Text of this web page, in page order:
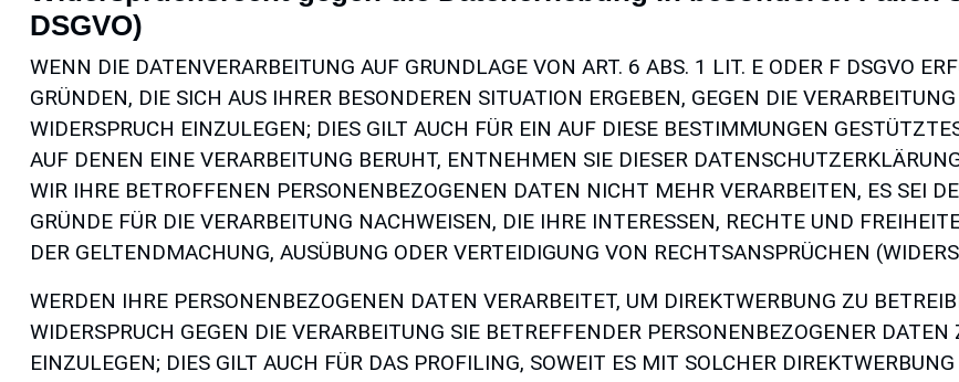
DSGVO)
WENN DIE DATENVERARBEITUNG AUF GRUNDLAGE VON ART. 6 ABS. 1 LIT. E ODER F DSGVO
GRÜNDEN, DIE SICH AUS IHRER BESONDEREN SITUATION ERGEBEN, GEGEN DIE
WIDERSPRUCH EINZULEGEN; DIES GILT AUCH FÜR EIN AUF DIESE BESTIMMUNGEN
AUF DENEN EINE VERARBEITUNG BERUHT, ENTNEHMEN SIE DIESER
WIR IHRE BETROFFENEN PERSONENBEZOGENEN DATEN NICHT MEHR VERARBEITEN, ES SEI
GRÜNDE FÜR DIE VERARBEITUNG NACHWEISEN, DIE IHRE INTERESSEN, RECHTE UND
DER GELTENDMACHUNG, AUSÜBUNG ODER VERTEIDIGUNG VON RECHTSANSPRÜCHEN
WERDEN IHRE PERSONENBEZOGENEN DATEN VERARBEITET, UM DIREKTWERBUNG ZU
WIDERSPRUCH GEGEN DIE VERARBEITUNG SIE BETREFFENDER PERSONENBEZOGENER
EINZULEGEN; DIES GILT AUCH FÜR DAS PROFILING, SOWEIT ES MIT SOLCHER